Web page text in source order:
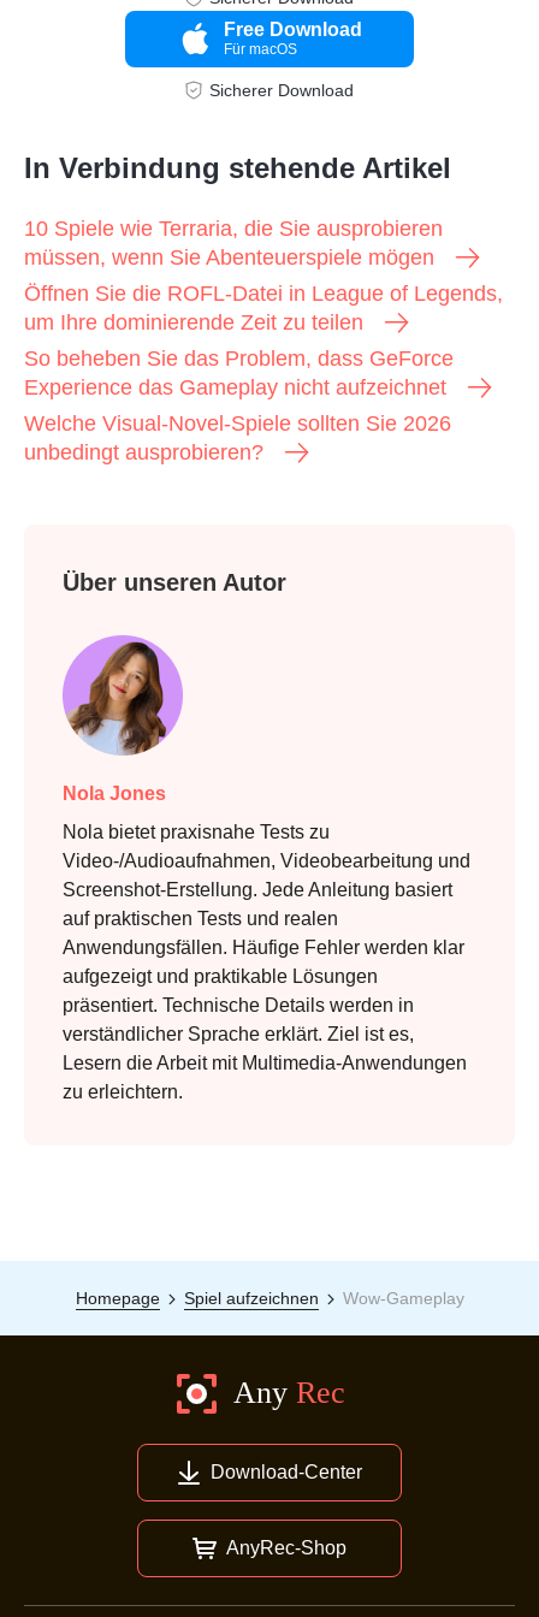
Free Download
Für macOS
Sicherer Download
In Verbindung stehende Artikel
10 Spiele wie Terraria, die Sie ausprobieren
müssen, wenn Sie Abenteuerspiele mögen
Öffnen Sie die ROFL-Datei in League of Legends,
um Ihre dominierende Zeit zu teilen
So beheben Sie das Problem, dass GeForce
Experience das Gameplay nicht aufzeichnet
Welche Visual-Novel-Spiele sollten Sie 2026
unbedingt ausprobieren?
Über unseren Autor
Nola Jones
Nola bietet praxisnahe Tests zu
Video-/Audioaufnahmen, Videobearbeitung und
Screenshot-Erstellung. Jede Anleitung basiert
auf praktischen Tests und realen
Anwendungsfällen. Häufige Fehler werden klar
aufgezeigt und praktikable Lösungen
präsentiert. Technische Details werden in
verständlicher Sprache erklärt. Ziel ist es,
Lesern die Arbeit mit Multimedia-Anwendungen
zu erleichtern.
Homepage Spiel aufzeichnen Wow-Gameplay
Download-Center
AnyRec-Shop